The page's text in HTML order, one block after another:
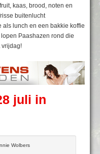
kaas, brood, noten en
buitenlucht
lunch en een bakkie koffie
Paashazen rond die
vrijdag!
juli in
Wolbers